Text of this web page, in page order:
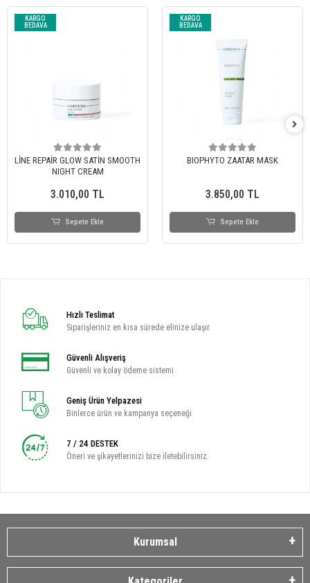
KARGO
BEDAVA
LİNE REPAİR GLOW SATİN SMOOTH
NIGHT CREAM
3.010,00 TL
Sepete Ekle
KARGO
BEDAVA
BIOPHYTO ZAATAR MASK
3.850,00 TL
Sepete Ekle
Hızlı Teslimat
Siparişleriniz en kısa sürede elinize ulaşır.
Güvenli Alışveriş
Güvenli ve kolay ödeme sistemi
Geniş Ürün Yelpazesi
Binlerce ürün ve kampanya seçeneği
7 / 24 DESTEK
Öneri ve şikayetlerinizi bize iletebilirsiniz.
Kurumsal